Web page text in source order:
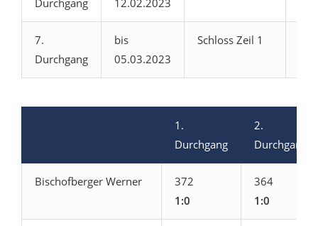
Durchgang 12.02.2023
7.
Durchgang
bis
05.03.2023
Schloss Zeil 1
1.
Durchgang
2.
Durchgang
Bischofberger Werner
372
1:0
364
1:0